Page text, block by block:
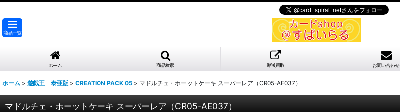
商品一覧
ホーム 商品検索 郵送買取 お問い合わせ
ホーム > 遊戯王 泰亜版 > CREATION PACK 05 > マドルチェ・ホーットケーキ スーパーレア（CR05-AE037）
マドルチェ・ホーットケーキ スーパーレア（CR05-AE037）